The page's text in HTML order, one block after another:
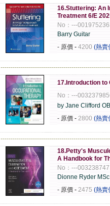
16.Stuttering: An
Treatment 6/E
No：---
Barry Guitar
- 原價 - 4200 (熱賣
17.Introduction to
No：---
by Jane Clifford
- 原價 - 2800 (熱賣
18.Petty's
A Handbook for
No：---
Dionne Ryder MSc
- 原價 - 2475 (熱賣